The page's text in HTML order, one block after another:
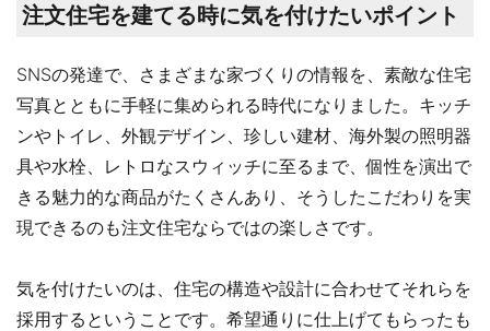
注文住宅を建てる時に気を付けたいポイント
SNSの発達で、さまざまな家づくりの情報を、素敵な住宅
写真とともに手軽に集められる時代になりました。キッチ
ンやトイレ、外観デザイン、珍しい建材、海外製の照明器
具や水栓、レトロなスウィッチに至るまで、個性を演出で
きる魅力的な商品がたくさんあり、そうしたこだわりを実
現できるのも注文住宅ならではの楽しさです。
気を付けたいのは、住宅の構造や設計に合わせてそれらを
採用するということです。希望通りに仕上げてもらったも